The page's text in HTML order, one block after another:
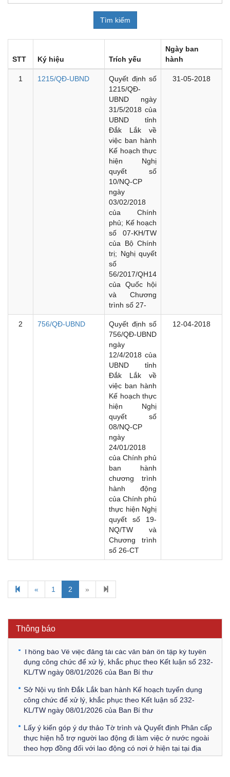
STT Ký hiệu Trích yếu
Ngày ban
hành
1 1215/QĐ-UBND
Quyết định số
1215/QĐ-
UBND ngày
31/5/2018 của
UBND tỉnh
Đắk Lắk về
việc ban hành
Kế hoạch thực
hiện Nghị
quyết số
10/NQ-CP
ngày
03/02/2018
của Chính
phủ; Kế hoạch
số 07-KH/TW
của Bộ Chính
trị; Nghị quyết
số
56/2017/QH14
của Quốc hội
và Chương
trình số 27-
31-05-2018
2 756/QĐ-UBND
Quyết định số
756/QĐ-UBND
ngày
12/4/2018 của
UBND tỉnh
Đắk Lắk về
việc ban hành
Kế hoạch thực
hiện Nghị
quyết số
08/NQ-CP
ngày
24/01/2018
của Chính phủ
ban hành
chương trình
hành động
của Chính phủ
thực hiện Nghị
quyết số 19-
NQ/TW và
Chương trình
số 26-CT
12-04-2018
« 1 2 »
Thông báo
Kế hoạch Kiểm tra, sát hạch để tiếp nhận vào làm công
chức tỉnh Đắk Lắk năm 2026
công chức để xử lý, khắc phục theo Kết luận số 232-
KL/TW ngày 08/01/2026 của Ban Bí thư
Thông báo Về việc đăng tải các văn bản ôn tập kỳ tuyển
dụng công chức để xử lý, khắc phục theo Kết luận số 232-
KL/TW ngày 08/01/2026 của Ban Bí thư
Sở Nội vụ tỉnh Đắk Lắk ban hành Kế hoạch tuyển dụng
công chức để xử lý, khắc phục theo Kết luận số 232-
KL/TW ngày 08/01/2026 của Ban Bí thư
Lấy ý kiến góp ý dự thảo Tờ trình và Quyết định Phân cấp
thực hiện hỗ trợ người lao động đi làm việc ở nước ngoài
theo hợp đồng đối với lao động có nơi ở hiện tại tại địa
phương